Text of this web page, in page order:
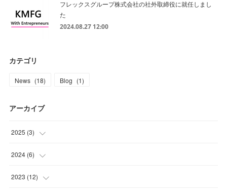
フレックスグループ株式会社の社外取締役に就任しまし
た
2024.08.27 12:00
カテゴリ
News (18) Blog (1)
アーカイブ
2025 (3)
( )
(1
2024 (6)
(1
2023 (12)